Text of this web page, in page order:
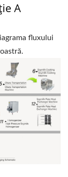
DE
DE
A
fluxului